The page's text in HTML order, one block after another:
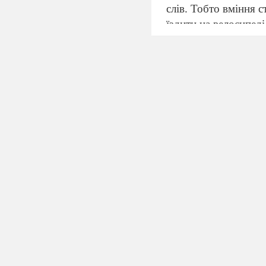
слів. Тобто вміння
їздити на